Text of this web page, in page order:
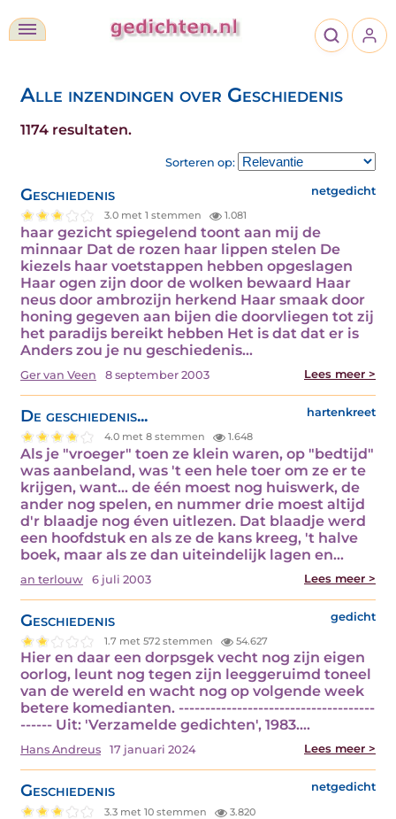
Alle inzendingen over Geschiedenis
1174 resultaten.
Sorteren op:
Geschiedenis netgedicht
3.0 met 1 stemmen 1.081
haar gezicht spiegelend toont aan mij de
minnaar Dat de rozen haar lippen stelen De
kiezels haar voetstappen hebben opgeslagen
Haar ogen zijn door de wolken bewaard Haar
neus door ambrozijn herkend Haar smaak door
honing gegeven aan bijen die doorvliegen tot zij
het paradijs bereikt hebben Het is dat dat er is
Anders zou je nu geschiedenis…
Ger van Veen 8 september 2003 Lees meer >
De geschiedenis... hartenkreet
4.0 met 8 stemmen 1.648
Als je "vroeger" toen ze klein waren, op "bedtijd"
was aanbeland, was 't een hele toer om ze er te
krijgen, want... de één moest nog huiswerk, de
ander nog spelen, en nummer drie moest altijd
d'r blaadje nog éven uitlezen. Dat blaadje werd
een hoofdstuk en als ze de kans kreeg, 't halve
boek, maar als ze dan uiteindelijk lagen en…
an terlouw 6 juli 2003 Lees meer >
Geschiedenis gedicht
1.7 met 572 stemmen 54.627
Hier en daar een dorpsgek vecht nog zijn eigen
oorlog, leunt nog tegen zijn leeggeruimd toneel
van de wereld en wacht nog op volgende week
betere komedianten. -------------------------------------
------ Uit: 'Verzamelde gedichten', 1983.…
Hans Andreus 17 januari 2024 Lees meer >
Geschiedenis netgedicht
3.3 met 10 stemmen 3.820